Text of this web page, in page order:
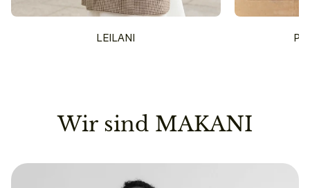
LEILANI
Wir sind MAKANI